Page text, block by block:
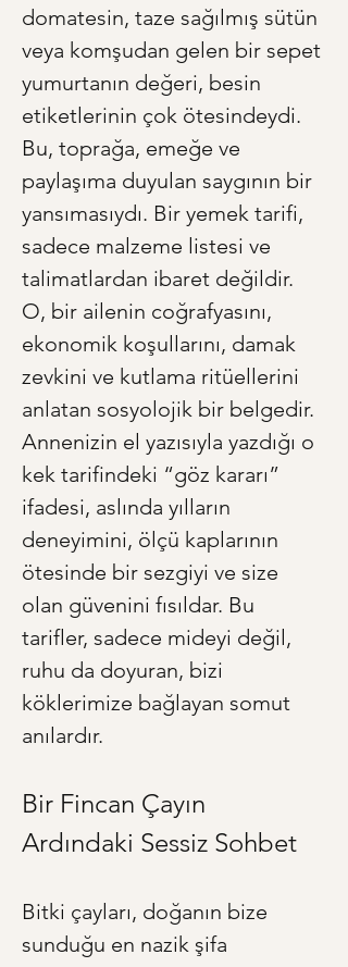
domatesin, taze sağılmış sütün
veya komşudan gelen bir sepet
yumurtanın değeri, besin
etiketlerinin çok ötesindeydi.
Bu, toprağa, emeğe ve
paylaşıma duyulan saygının bir
yansımasıydı. Bir yemek tarifi,
sadece malzeme listesi ve
talimatlardan ibaret değildir.
O, bir ailenin coğrafyasını,
ekonomik koşullarını, damak
zevkini ve kutlama ritüellerini
anlatan sosyolojik bir belgedir.
Annenizin el yazısıyla yazdığı o
kek tarifindeki “göz kararı”
ifadesi, aslında yılların
deneyimini, ölçü kaplarının
ötesinde bir sezgiyi ve size
olan güvenini fısıldar. Bu
tarifler, sadece mideyi değil,
ruhu da doyuran, bizi
köklerimize bağlayan somut
anılardır.
Bir Fincan Çayın
Ardındaki Sessiz Sohbet
Bitki çayları, doğanın bize
sunduğu en nazik şifa